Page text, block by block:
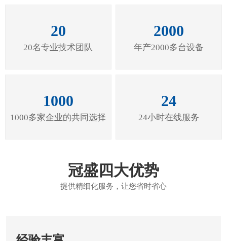
20
20名专业技术团队
2000
年产2000多台设备
1000
1000多家企业的共同选择
24
24小时在线服务
冠盛四大优势
提供精细化服务，让您省时省心